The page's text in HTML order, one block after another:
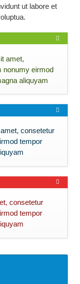
ut labore et
amet,
nonumy eirmod
aliquyam
consetetur
tempor
consetetur
tempor